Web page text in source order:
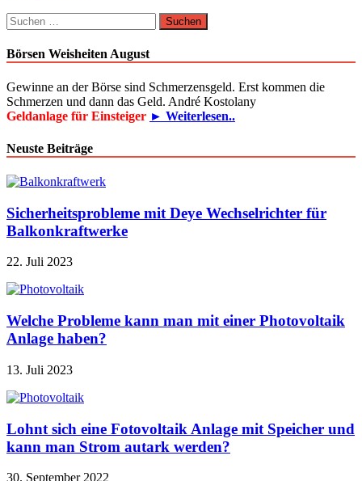
Suchen
nach:
Börsen Weisheiten August
Gewinne an der Börse sind Schmerzensgeld. Erst kommen die
Schmerzen und dann das Geld. André Kostolany
Geldanlage für Einsteiger ► Weiterlesen..
Neuste Beiträge
Sicherheitsprobleme mit Deye Wechselrichter für
Balkonkraftwerke
22. Juli 2023
Welche Probleme kann man mit einer Photovoltaik
Anlage haben?
13. Juli 2023
Lohnt sich eine Fotovoltaik Anlage mit Speicher und
kann man Strom autark werden?
30. September 2022